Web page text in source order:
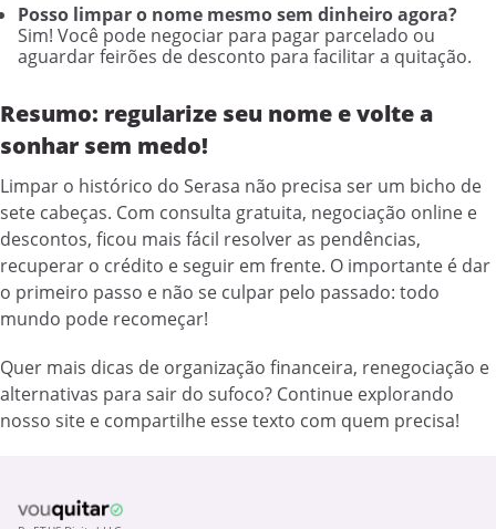
Posso limpar o nome mesmo sem dinheiro agora?
Sim! Você pode negociar para pagar parcelado ou
aguardar feirões de desconto para facilitar a quitação.
Resumo: regularize seu nome e volte a
sonhar sem medo!
Limpar o histórico do Serasa não precisa ser um bicho de
sete cabeças. Com consulta gratuita, negociação online e
descontos, ficou mais fácil resolver as pendências,
recuperar o crédito e seguir em frente. O importante é dar
o primeiro passo e não se culpar pelo passado: todo
mundo pode recomeçar!
Quer mais dicas de organização financeira, renegociação e
alternativas para sair do sufoco? Continue explorando
nosso site e compartilhe esse texto com quem precisa!